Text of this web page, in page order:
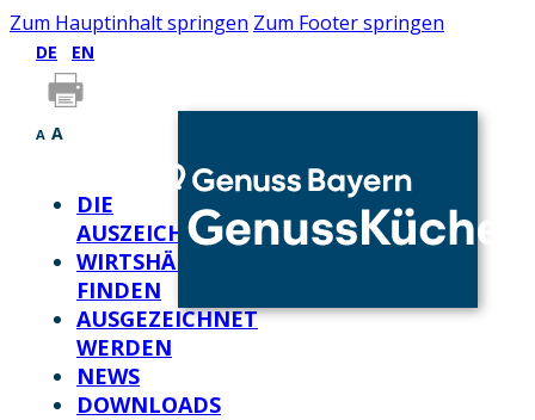
Zum Hauptinhalt springen Zum Footer springen
DE EN
A A
DIE
AUSZEICHNUNG
WIRTSHÄUSER
FINDEN
AUSGEZEICHNET
WERDEN
NEWS
DOWNLOADS